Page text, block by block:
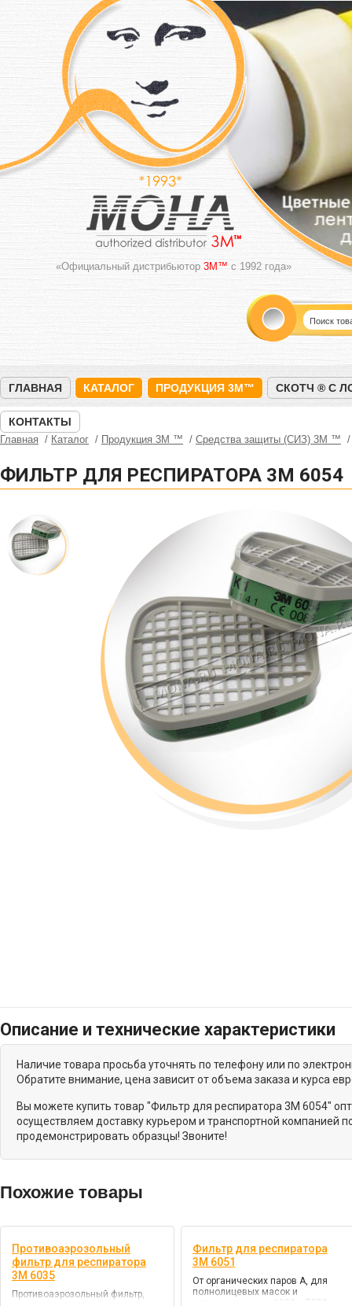
«Официальный дистрибьютор 3M™ с 1992 года»
ГЛАВНАЯ КАТАЛОГ ПРОДУКЦИЯ 3M™ СКОТЧ ® С
КОНТАКТЫ
Главная Каталог Продукция 3M ™ Средства защиты (СИЗ) 3M ™
ФИЛЬТР ДЛЯ РЕСПИРАТОРА 3M 6054
Описание и технические характеристики
Наличие товара просьба уточнять по телефону или по
Обратите внимание, цена зависит от объема заказа и курса
Вы можете купить товар "Фильтр для респиратора 3M 6054"
осуществляем доставку курьером и транспортной компанией
продемонстрировать образцы! Звоните!
Похожие товары
Противоаэрозольный
фильтр для респиратора
3M 6035
Противоаэрозольный фильтр,
Фильтр для респиратора
3M 6051
От органических паров A, для
полнолицевых масок и
полумасок серии 6000 и 7500